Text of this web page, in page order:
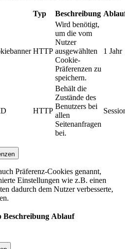
Typ Beschreibung
HTTP
Wird benötigt,
um die vom
Nutzer
ausgewählten
Cookie-
Präferenzen zu
speichern.
1 Jahr
HTTP
Behält die
Zustände des
Benutzers bei
allen
Seitenanfragen
bei.
Präferenz-Cookies genannt,
Einstellungen wie z.B. einen
dadurch dem Nutzer verbesserte,
Beschreibung Ablauf